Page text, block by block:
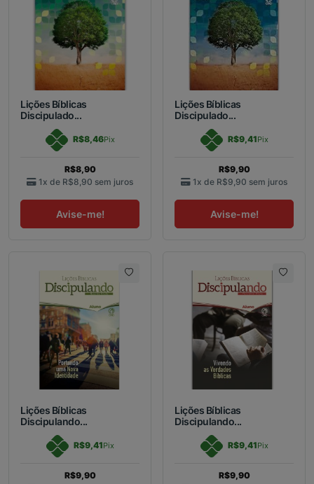
Lições Bíblicas
Discipulado...
R$8,46Pix
R$8,90
1x de R$8,90 sem juros
Avise-me!
Lições Bíblicas
Discipulado...
R$9,41Pix
R$9,90
1x de R$9,90 sem juros
Avise-me!
Lições Bíblicas
Discipulando...
R$9,41Pix
R$9,90
Lições Bíblicas
Discipulando...
R$9,41Pix
R$9,90